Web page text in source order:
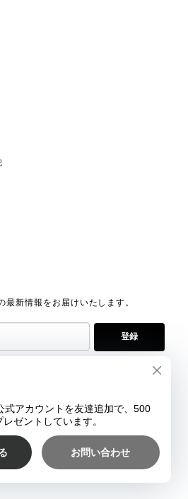
新情報をお届けいたします。
登録